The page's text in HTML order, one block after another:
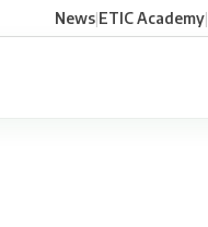
News|ETIC Academy|